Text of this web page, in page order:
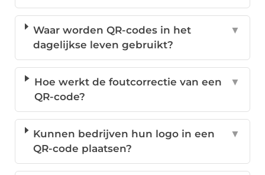
Waar worden QR-codes in het
dagelijkse leven gebruikt?
▼
Hoe werkt de foutcorrectie van een
QR-code?
▼
Kunnen bedrijven hun logo in een
QR-code plaatsen?
▼